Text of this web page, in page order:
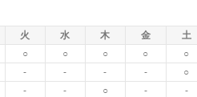
火 水 木 金 土
○ ○ ○ ○ ○
- - - - ○
- - ○ - -